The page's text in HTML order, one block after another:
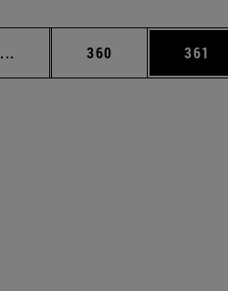
... Páginas intermedias Use TAB
Página
360 Página
361